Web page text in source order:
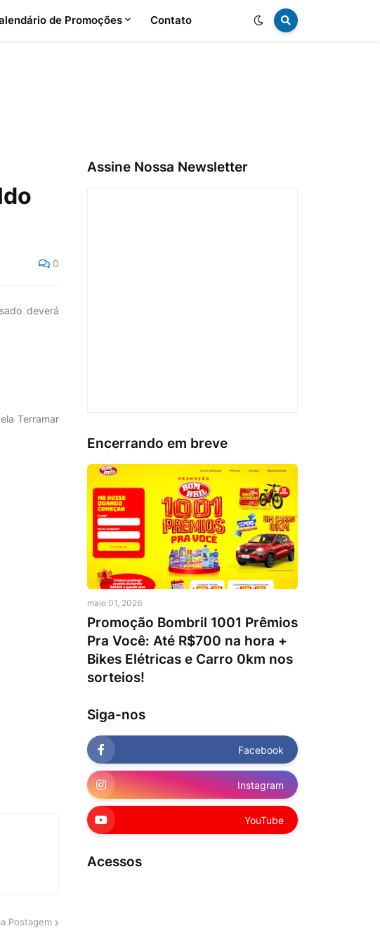
de Promoções Contato
0
deverá
Terramar
Postagem
Assine Nossa Newsletter
Encerrando em breve
maio 01, 2026
Promoção Bombril 1001 Prêmios
Pra Você: Até R$700 na hora +
Bikes Elétricas e Carro 0km nos
sorteios!
Siga-nos
Facebook
Instagram
YouTube
Acessos